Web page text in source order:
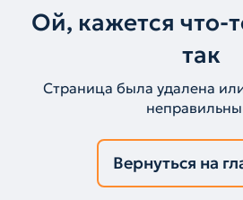
Ой, кажется что-
так
Страница была удалена
Вернуться на